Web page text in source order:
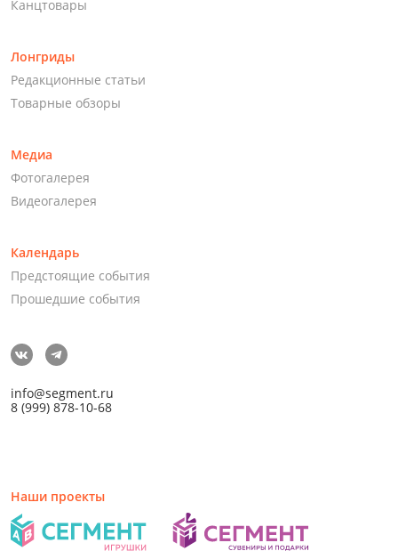
Канцтовары
Лонгриды
Редакционные статьи
Товарные обзоры
Медиа
Фотогалерея
Видеогалерея
Календарь
Предстоящие события
Прошедшие события
info@segment.ru
8 (999) 878-10-68
Наши проекты